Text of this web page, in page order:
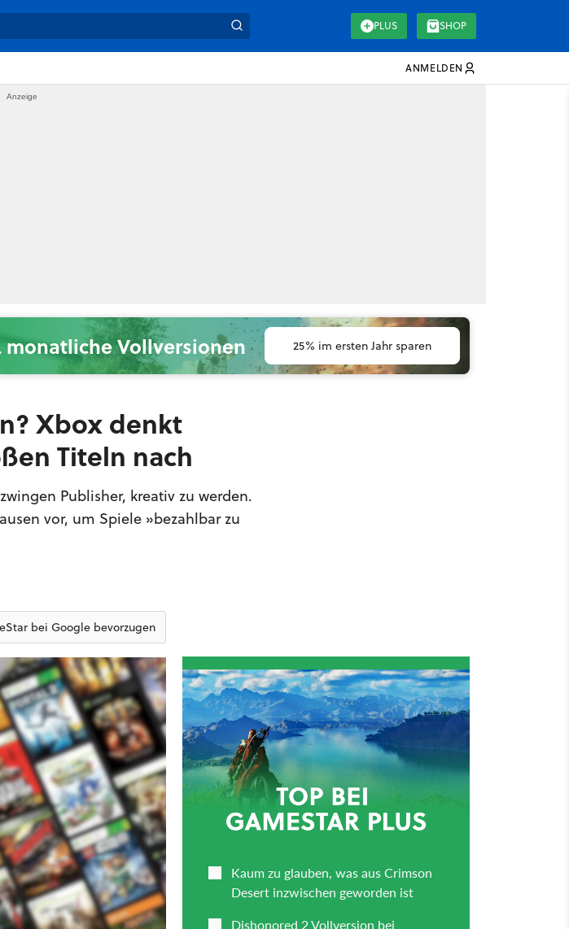
PLUS SHOP
ANMELDEN
Vollversionen 25% im ersten Jahr sparen
Xbox denkt
Titeln nach
Publisher, kreativ zu werden.
vor, um Spiele »bezahlbar zu
bei Google bevorzugen